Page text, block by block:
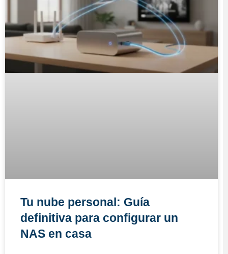
Tu nube personal: Guía
definitiva para configurar un
NAS en casa